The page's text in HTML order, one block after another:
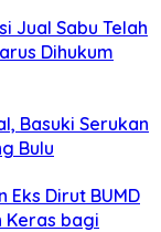
Jual Sabu Telah
Dihukum
Basuki Serukan
Bulu
Eks Dirut BUMD
Keras bagi